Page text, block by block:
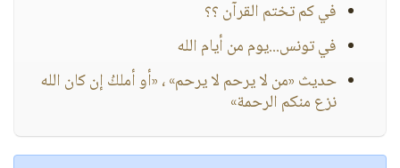
في كم تختم القرآن ؟؟
في تونس...يوم من أيام الله
حديث «من لا يرحم لا يرحم» ، «أو أملكُ إن كان الله
نزع منكم الرحمة»